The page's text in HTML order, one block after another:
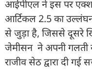
आईपीएल ने इस पर
आर्टिकल 2.5 का
से जुड़ा है, जिससे दूसरे
जेमीसन ने अपनी गलती
राजीव सेठ द्वारा दी गई